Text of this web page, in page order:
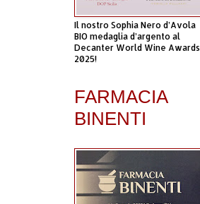
Il nostro Sophia Nero d’Avola
BIO medaglia d’argento al
Decanter World Wine Awards
2025!
FARMACIA
BINENTI